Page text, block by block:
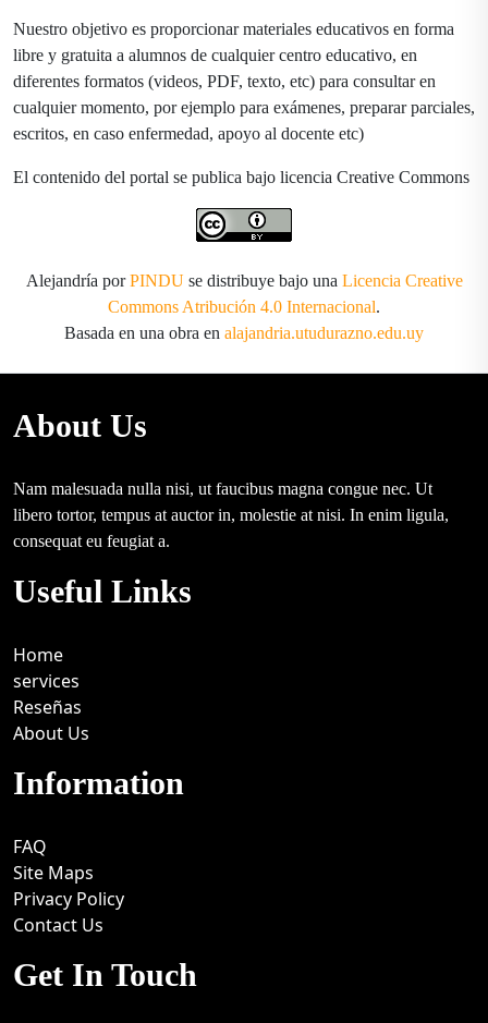
Nuestro objetivo es proporcionar materiales educativos en forma
libre y gratuita a alumnos de cualquier centro educativo, en
diferentes formatos (videos, PDF, texto, etc) para consultar en
cualquier momento, por ejemplo para exámenes, preparar parciales,
escritos, en caso enfermedad, apoyo al docente etc)
El contenido del portal se publica bajo licencia Creative Commons
Alejandría porPINDUse distribuye bajo una Licencia Creative
Commons Atribución 4.0 Internacional.
Basada en una obra en alajandria.utudurazno.edu.uy
About Us
Nam malesuada nulla nisi, ut faucibus magna congue nec. Ut
libero tortor, tempus at auctor in, molestie at nisi. In enim ligula,
consequat eu feugiat a.
Useful Links
Home
services
Reseñas
About Us
Information
FAQ
Site Maps
Privacy Policy
Contact Us
Get In Touch